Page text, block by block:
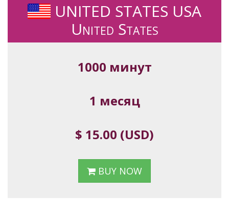
UNITED STATES USA
United States
1000 минут
1 месяц
$ 15.00 (USD)
BUY NOW